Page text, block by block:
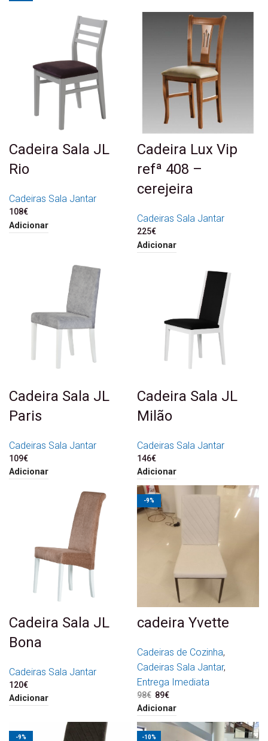
Cadeira Sala JL
Rio
Cadeiras Sala Jantar
108€
Adicionar
Cadeira Lux Vip
refª 408 –
cerejeira
Cadeiras Sala Jantar
225€
Adicionar
Cadeira Sala JL
Paris
Cadeiras Sala Jantar
109€
Adicionar
Cadeira Sala JL
Milão
Cadeiras Sala Jantar
146€
Adicionar
Cadeira Sala JL
Bona
Cadeiras Sala Jantar
120€
Adicionar
-9%
cadeira Yvette
Cadeiras de Cozinha,
Cadeiras Sala Jantar,
Entrega Imediata
98€ O preço original era: 98€.
89€
Adicionar
-9% -10%